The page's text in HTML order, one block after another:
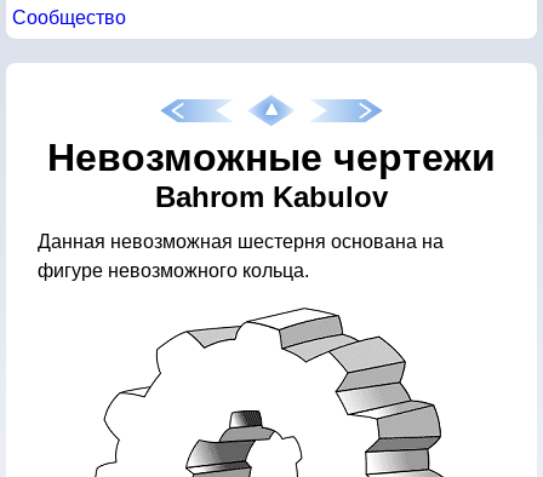
Сообщество
Невозможные чертежи
Bahrom Kabulov
Данная невозможная шестерня основана на
фигуре невозможного кольца.